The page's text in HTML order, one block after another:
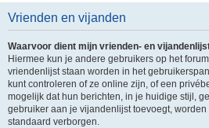
Vrienden en vijanden
Waarvoor dient mijn vrienden- en
Hiermee kun je andere gebruikers op het
vriendenlijst staan worden in het
kunt controleren of ze online zijn, of een
mogelijk dat hun berichten, in je huidige stijl,
gebruiker aan je vijandenlijst toevoegt,
standaard verborgen.